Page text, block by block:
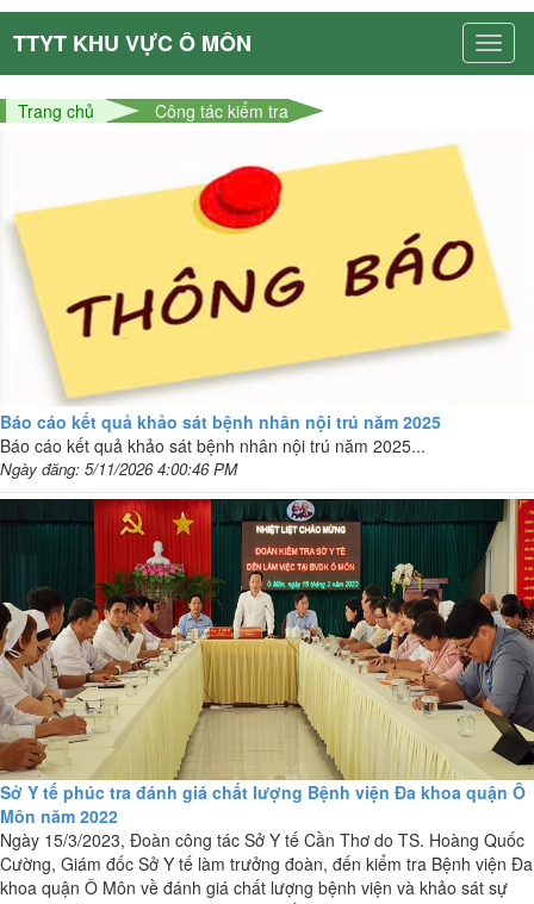
TTYT KHU VỰC Ô MÔN
Trang chủ Công tác kiểm tra
Báo cáo kết quả khảo sát bệnh nhân nội trú năm 2025
Báo cáo kết quả khảo sát bệnh nhân nội trú năm 2025...
Ngày đăng: 5/11/2026 4:00:46 PM
Sở Y tế phúc tra đánh giá chất lượng Bệnh viện Đa khoa quận Ô
Môn năm 2022
Ngày 15/3/2023, Đoàn công tác Sở Y tế Cần Thơ do TS. Hoàng Quốc
Cường, Giám đốc Sở Y tế làm trưởng đoàn, đến kiểm tra Bệnh viện Đa
khoa quận Ô Môn về đánh giá chất lượng bệnh viện và khảo sát sự